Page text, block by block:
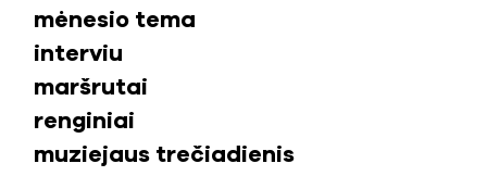
mėnesio tema
interviu
maršrutai
renginiai
muziejaus trečiadienis